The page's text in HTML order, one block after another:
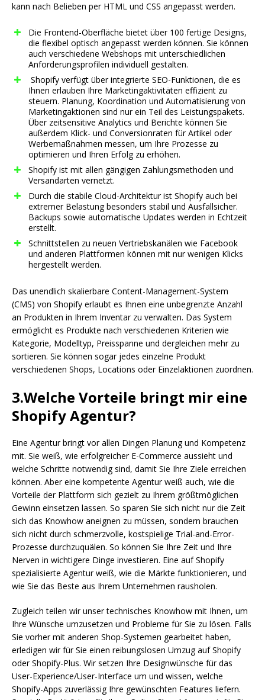
kann nach Belieben per HTML und CSS angepasst werden.
Die Frontend-Oberfläche bietet über 100 fertige Designs,
die flexibel optisch angepasst werden können. Sie können
auch verschiedene Webshops mit unterschiedlichen
Anforderungsprofilen individuell gestalten.
Shopify verfügt über integrierte SEO-Funktionen, die es
Ihnen erlauben Ihre Marketingaktivitäten effizient zu
steuern. Planung, Koordination und Automatisierung von
Marketingaktionen sind nur ein Teil des Leistungspakets.
Über zeitsensitive Analytics und Berichte können Sie
außerdem Klick- und Conversionraten für Artikel oder
Werbemaßnahmen messen, um Ihre Prozesse zu
optimieren und Ihren Erfolg zu erhöhen.
Shopify ist mit allen gängigen Zahlungsmethoden und
Versandarten vernetzt.
Durch die stabile Cloud-Architektur ist Shopify auch bei
extremer Belastung besonders stabil und Ausfallsicher.
Backups sowie automatische Updates werden in Echtzeit
erstellt.
Schnittstellen zu neuen Vertriebskanälen wie Facebook
und anderen Plattformen können mit nur wenigen Klicks
hergestellt werden.
Das unendlich skalierbare Content-Management-System
(CMS) von Shopify erlaubt es Ihnen eine unbegrenzte Anzahl
an Produkten in Ihrem Inventar zu verwalten. Das System
ermöglicht es Produkte nach verschiedenen Kriterien wie
Kategorie, Modelltyp, Preisspanne und dergleichen mehr zu
sortieren. Sie können sogar jedes einzelne Produkt
verschiedenen Shops, Locations oder Einzelaktionen zuordnen.
3.Welche Vorteile bringt mir eine
Shopify Agentur?
Eine Agentur bringt vor allen Dingen Planung und Kompetenz
mit. Sie weiß, wie erfolgreicher E-Commerce aussieht und
welche Schritte notwendig sind, damit Sie Ihre Ziele erreichen
können. Aber eine kompetente Agentur weiß auch, wie die
Vorteile der Plattform sich gezielt zu Ihrem größtmöglichen
Gewinn einsetzen lassen. So sparen Sie sich nicht nur die Zeit
sich das Knowhow aneignen zu müssen, sondern brauchen
sich nicht durch schmerzvolle, kostspielige Trial-and-Error-
Prozesse durchzuquälen. So können Sie Ihre Zeit und Ihre
Nerven in wichtigere Dinge investieren. Eine auf Shopify
spezialisierte Agentur weiß, wie die Märkte funktionieren, und
wie Sie das Beste aus Ihrem Unternehmen rausholen.
Zugleich teilen wir unser technisches Knowhow mit Ihnen, um
Ihre Wünsche umzusetzen und Probleme für Sie zu lösen. Falls
Sie vorher mit anderen Shop-Systemen gearbeitet haben,
erledigen wir für Sie einen reibungslosen Umzug auf Shopify
oder Shopify-Plus. Wir setzen Ihre Designwünsche für das
User-Experience/User-Interface um und wissen, welche
Shopify-Apps zuverlässig Ihre gewünschten Features liefern.